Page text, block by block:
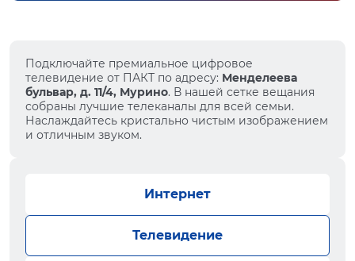
Подключайте премиальное цифровое
телевидение от ПАКТ по адресу: Менделеева
бульвар, д. 11/4, Мурино. В нашей сетке вещания
собраны лучшие телеканалы для всей семьи.
Наслаждайтесь кристально чистым изображением
и отличным звуком.
Интернет
Телевидение